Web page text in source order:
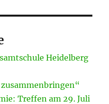
Heidelberg
Treffen am 29. Juli